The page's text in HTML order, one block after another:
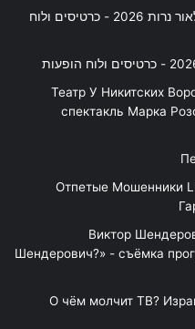
משופן ועד AC/DC - מופע פסנתר לאור נרות 2026 - כרטיסים ולוח
"Театр У Никитских
спектакль Марка
Отпетые Мошенники
Виктор
Шендерович?» - съёмка
«О чём молчит ТВ?